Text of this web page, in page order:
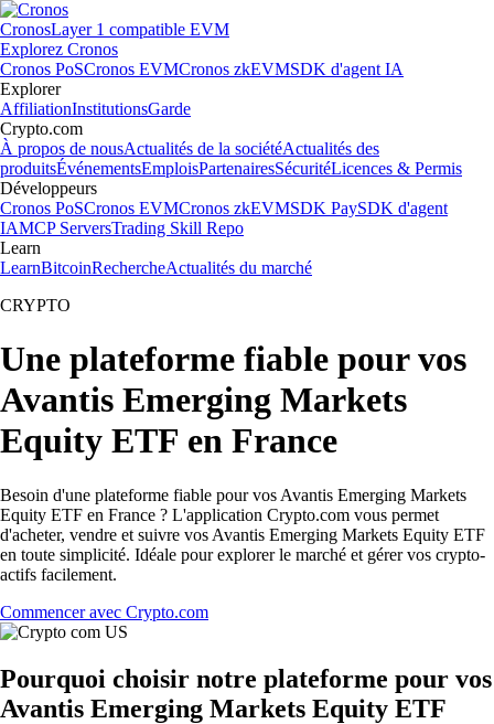
CronosLayer 1 compatible EVM
Explorez Cronos
Cronos PoSCronos EVMCronos zkEVMSDK d'agent IA
Explorer
AffiliationInstitutionsGarde
Crypto.com
À propos de nousActualités de la sociétéActualités des
produitsÉvénementsEmploisPartenairesSécuritéLicences & Permis
Développeurs
Cronos PoSCronos EVMCronos zkEVMSDK PaySDK d'agent
IAMCP ServersTrading Skill Repo
Learn
LearnBitcoinRechercheActualités du marché
CRYPTO
Une plateforme fiable pour vos
Avantis Emerging Markets
Equity ETF en France
Besoin d'une plateforme fiable pour vos Avantis Emerging Markets
Equity ETF en France ? L'application Crypto.com vous permet
d'acheter, vendre et suivre vos Avantis Emerging Markets Equity ETF
en toute simplicité. Idéale pour explorer le marché et gérer vos crypto-
actifs facilement.
Commencer avec Crypto.com
Pourquoi choisir notre plateforme pour vos
Avantis Emerging Markets Equity ETF